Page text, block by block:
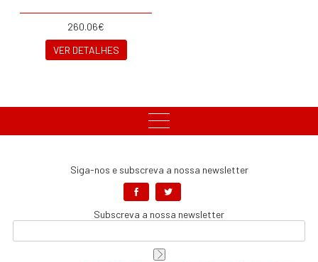
260.06€
VER DETALHES
Siga-nos e subscreva a nossa newsletter
Subscreva a nossa newsletter